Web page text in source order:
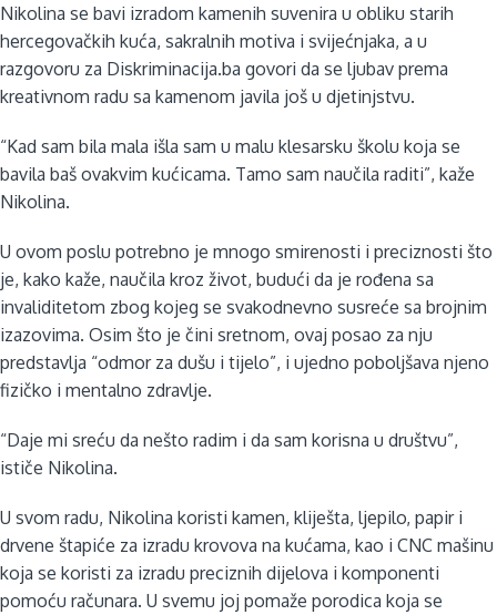
Nikolina se bavi izradom kamenih suvenira u obliku starih
hercegovačkih kuća, sakralnih motiva i svijećnjaka, a u
razgovoru za Diskriminacija.ba govori da se ljubav prema
kreativnom radu sa kamenom javila još u djetinjstvu.
“Kad sam bila mala išla sam u malu klesarsku školu koja se
bavila baš ovakvim kućicama. Tamo sam naučila raditi”, kaže
Nikolina.
U ovom poslu potrebno je mnogo smirenosti i preciznosti što
je, kako kaže, naučila kroz život, budući da je rođena sa
invaliditetom zbog kojeg se svakodnevno susreće sa brojnim
izazovima. Osim što je čini sretnom, ovaj posao za nju
predstavlja “odmor za dušu i tijelo”, i ujedno poboljšava njeno
fizičko i mentalno zdravlje.
“Daje mi sreću da nešto radim i da sam korisna u društvu”,
ističe Nikolina.
U svom radu, Nikolina koristi kamen, kliješta, ljepilo, papir i
drvene štapiće za izradu krovova na kućama, kao i CNC mašinu
koja se koristi za izradu preciznih dijelova i komponenti
pomoću računara. U svemu joj pomaže porodica koja se